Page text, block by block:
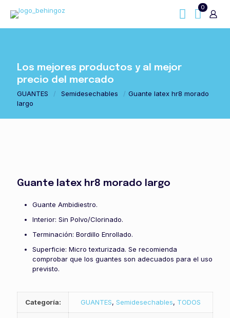
0
Los mejores productos y al mejor
precio del mercado
GUANTES / Semidesechables / Guante latex hr8 morado
largo
Guante latex hr8 morado largo
Guante Ambidiestro.
Interior: Sin Polvo/Clorinado.
Terminación: Bordillo Enrollado.
Superficie: Micro texturizada. Se recomienda
comprobar que los guantes son adecuados para el uso
previsto.
Categoría: GUANTES, Semidesechables, TODOS